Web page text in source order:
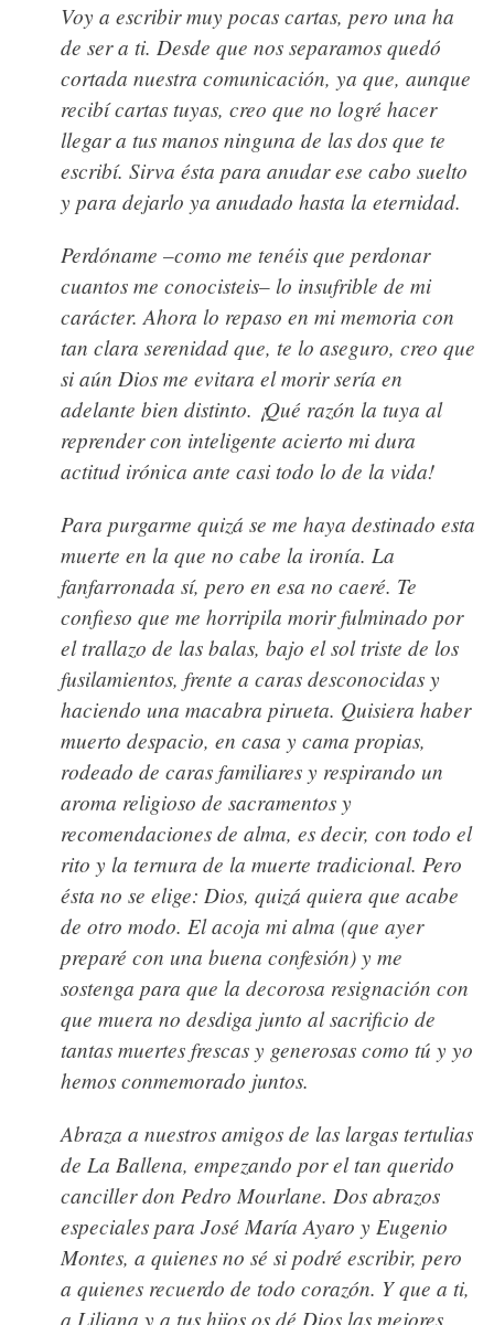
Voy a escribir muy pocas cartas, pero una ha
de ser a ti. Desde que nos separamos quedó
cortada nuestra comunicación, ya que, aunque
recibí cartas tuyas, creo que no logré hacer
llegar a tus manos ninguna de las dos que te
escribí. Sirva ésta para anudar ese cabo suelto
y para dejarlo ya anudado hasta la eternidad.
Perdóname –como me tenéis que perdonar
cuantos me conocisteis– lo insufrible de mi
carácter. Ahora lo repaso en mi memoria con
tan clara serenidad que, te lo aseguro, creo que
si aún Dios me evitara el morir sería en
adelante bien distinto. ¡Qué razón la tuya al
reprender con inteligente acierto mi dura
actitud irónica ante casi todo lo de la vida!
Para purgarme quizá se me haya destinado esta
muerte en la que no cabe la ironía. La
fanfarronada sí, pero en esa no caeré. Te
confieso que me horripila morir fulminado por
el trallazo de las balas, bajo el sol triste de los
fusilamientos, frente a caras desconocidas y
haciendo una macabra pirueta. Quisiera haber
muerto despacio, en casa y cama propias,
rodeado de caras familiares y respirando un
aroma religioso de sacramentos y
recomendaciones de alma, es decir, con todo el
rito y la ternura de la muerte tradicional. Pero
ésta no se elige: Dios, quizá quiera que acabe
de otro modo. El acoja mi alma (que ayer
preparé con una buena confesión) y me
sostenga para que la decorosa resignación con
que muera no desdiga junto al sacrificio de
tantas muertes frescas y generosas como tú y yo
hemos conmemorado juntos.
Abraza a nuestros amigos de las largas tertulias
de La Ballena, empezando por el tan querido
canciller don Pedro Mourlane. Dos abrazos
especiales para José María Ayaro y Eugenio
Montes, a quienes no sé si podré escribir, pero
a quienes recuerdo de todo corazón. Y que a ti,
a Liliana y a tus hijos os dé Dios las mejores